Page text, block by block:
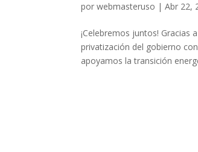
porwebmasteruso |Abr 22,
¡Celebremos juntos! Gracias
privatización del gobierno
apoyamos la transición